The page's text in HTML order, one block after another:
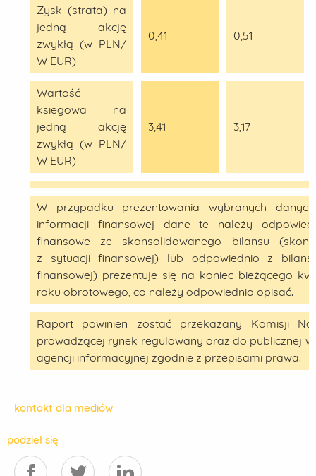
Zysk (strata) na
jedną akcję
zwykłą (w PLN/
W EUR)
0,41 0,51
Wartość
ksiegowa na
jedną akcję
zwykłą (w PLN/
W EUR)
3,41 3,17
W przypadku prezentowania wybranych
informacji finansowej dane te należy
finansowe ze skonsolidowanego bilansu
z sytuacji finansowej) lub odpowiednio z
finansowej) prezentuje się na koniec bieżącego
roku obrotowego, co należy odpowiednio opisać.
Raport powinien zostać przekazany Komisji
prowadzącej rynek regulowany oraz do publicznej
agencji informacyjnej zgodnie z przepisami prawa.
kontakt dla mediów
podziel się